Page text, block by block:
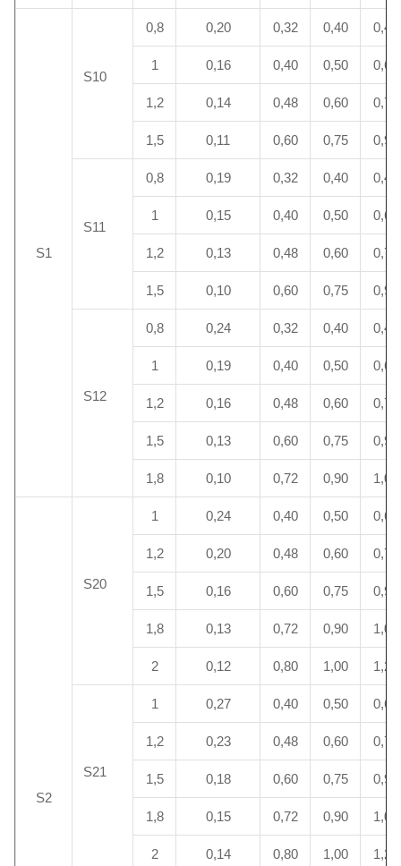
S1
S10
0,8 0,20 0,32 0,40 0,48
1 0,16 0,40 0,50 0,60
1,2 0,14 0,48 0,60 0,72
1,5 0,11 0,60 0,75 0,90
S11
0,8 0,19 0,32 0,40 0,48
1 0,15 0,40 0,50 0,60
1,2 0,13 0,48 0,60 0,72
1,5 0,10 0,60 0,75 0,90
S12
0,8 0,24 0,32 0,40 0,48
1 0,19 0,40 0,50 0,60
1,2 0,16 0,48 0,60 0,72
1,5 0,13 0,60 0,75 0,90
1,8 0,10 0,72 0,90 1,08
S2
S20
1 0,24 0,40 0,50 0,60
1,2 0,20 0,48 0,60 0,72
1,5 0,16 0,60 0,75 0,90
1,8 0,13 0,72 0,90 1,08
2 0,12 0,80 1,00 1,20
S21
1 0,27 0,40 0,50 0,60
1,2 0,23 0,48 0,60 0,72
1,5 0,18 0,60 0,75 0,90
1,8 0,15 0,72 0,90 1,08
2 0,14 0,80 1,00 1,20